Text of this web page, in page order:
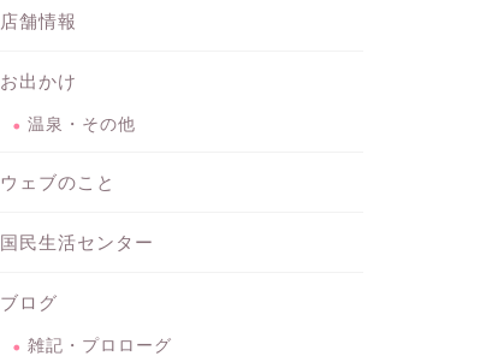
店舗情報
お出かけ
温泉・その他
ウェブのこと
国民生活センター
ブログ
雑記・プロローグ